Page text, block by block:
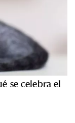
se celebra el